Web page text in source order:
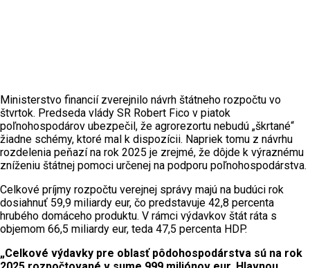
Ministerstvo financií zverejnilo návrh štátneho rozpočtu vo
štvrtok. Predseda vlády SR Robert Fico v piatok
poľnohospodárov ubezpečil, že agrorezortu nebudú „škrtané“
žiadne schémy, ktoré mal k dispozícii. Napriek tomu z návrhu
rozdelenia peňazí na rok 2025 je zrejmé, že dôjde k výraznému
zníženiu štátnej pomoci určenej na podporu poľnohospodárstva.
Celkové príjmy rozpočtu verejnej správy majú na budúci rok
dosiahnuť 59,9 miliardy eur, čo predstavuje 42,8 percenta
hrubého domáceho produktu. V rámci výdavkov štát ráta s
objemom 66,5 miliardy eur, teda 47,5 percenta HDP.
„Celkové výdavky pre oblasť pôdohospodárstva sú na rok